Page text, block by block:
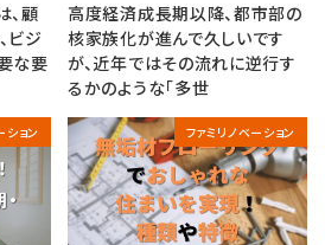
、顧
ビジ
な要
高度経済成長期以降、都市部の
核家族化が進んで久しいです
が、近年ではその流れに逆行す
るかのような「多世
ション ファミリノベーション